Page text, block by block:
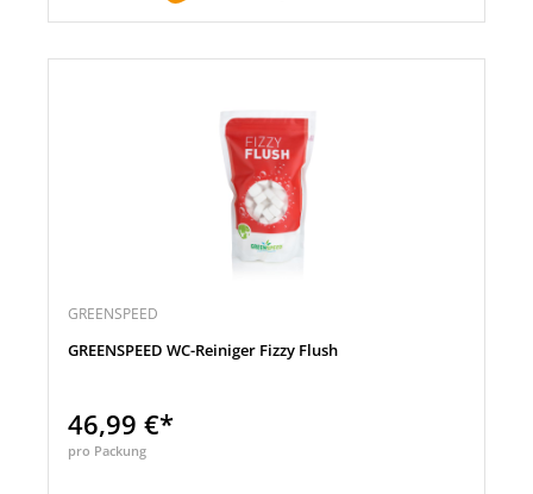
GREENSPEED
GREENSPEED WC-Reiniger Fizzy Flush
46,99 €*
pro Packung